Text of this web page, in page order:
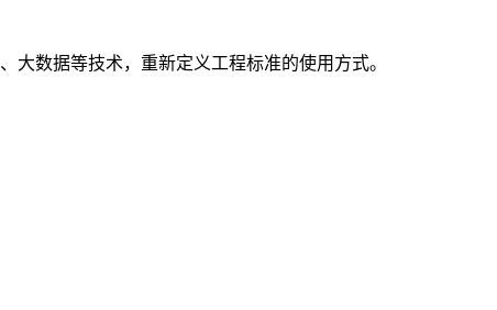
大数据等技术，重新定义工程标准的使用方式。